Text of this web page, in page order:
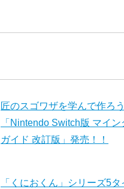
匠のスゴワザを学んで作ろう
「Nintendo Switch版 マイ
ガイド 改訂版」発売！！
「くにおくん」シリーズ5